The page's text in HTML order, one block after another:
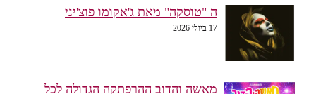
ה "טוסקה" מאת ג'אקומו פוצ'יני
17 ביולי 2026
מאשה והדוב ההרפתקה הגדולה לכל